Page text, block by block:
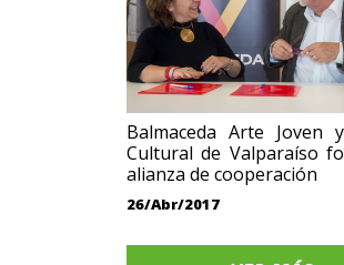
Balmaceda Arte Joven
Cultural de Valparaíso
alianza de cooperación
26/Abr/2017